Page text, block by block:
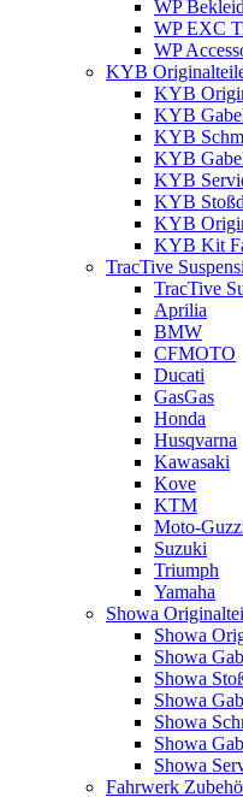
WP
WP EXC
WP
KYB
KYB
KYB
KYB
KYB
KYB
KYB
KYB
KYB Kit
TracTive
TracTive
Aprilia
BMW
CFMOTO
Ducati
GasGas
Honda
Husqvarna
Kawasaki
Kove
KTM
Moto-
Suzuki
Triumph
Yamaha
Showa
Showa
Showa
Showa
Showa
Showa
Showa
Showa
Fahrwerk